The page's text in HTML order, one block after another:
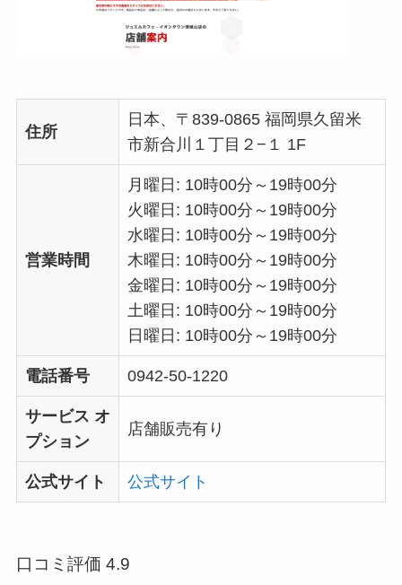
住所
日本、〒839-0865 福岡県久留米
市新合川１丁目２−１ 1F
営業時間
月曜日: 10時00分～19時00分
火曜日: 10時00分～19時00分
水曜日: 10時00分～19時00分
木曜日: 10時00分～19時00分
金曜日: 10時00分～19時00分
土曜日: 10時00分～19時00分
日曜日: 10時00分～19時00分
電話番号 0942-50-1220
サービス オ
プション
店舗販売有り
公式サイト 公式サイト
口コミ評価 4.9